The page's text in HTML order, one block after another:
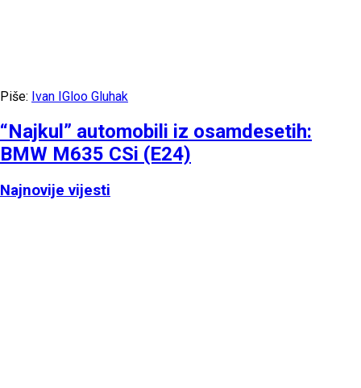
Piše: Ivan IGloo Gluhak
“Najkul” automobili iz osamdesetih:
BMW M635 CSi (E24)
Najnovije vijesti